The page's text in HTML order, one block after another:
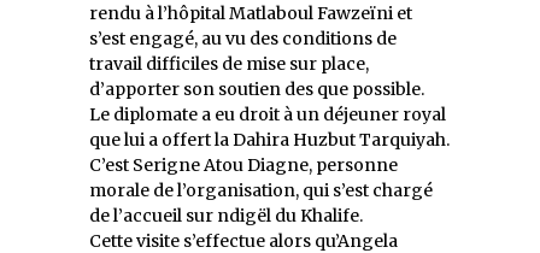
rendu à l’hôpital Matlaboul Fawzeïni et
s’est engagé, au vu des conditions de
travail difficiles de mise sur place,
d’apporter son soutien des que possible.
Le diplomate a eu droit à un déjeuner royal
que lui a offert la Dahira Huzbut Tarquiyah.
C’est Serigne Atou Diagne, personne
morale de l’organisation, qui s’est chargé
de l’accueil sur ndigël du Khalife.
Cette visite s’effectue alors qu’Angela